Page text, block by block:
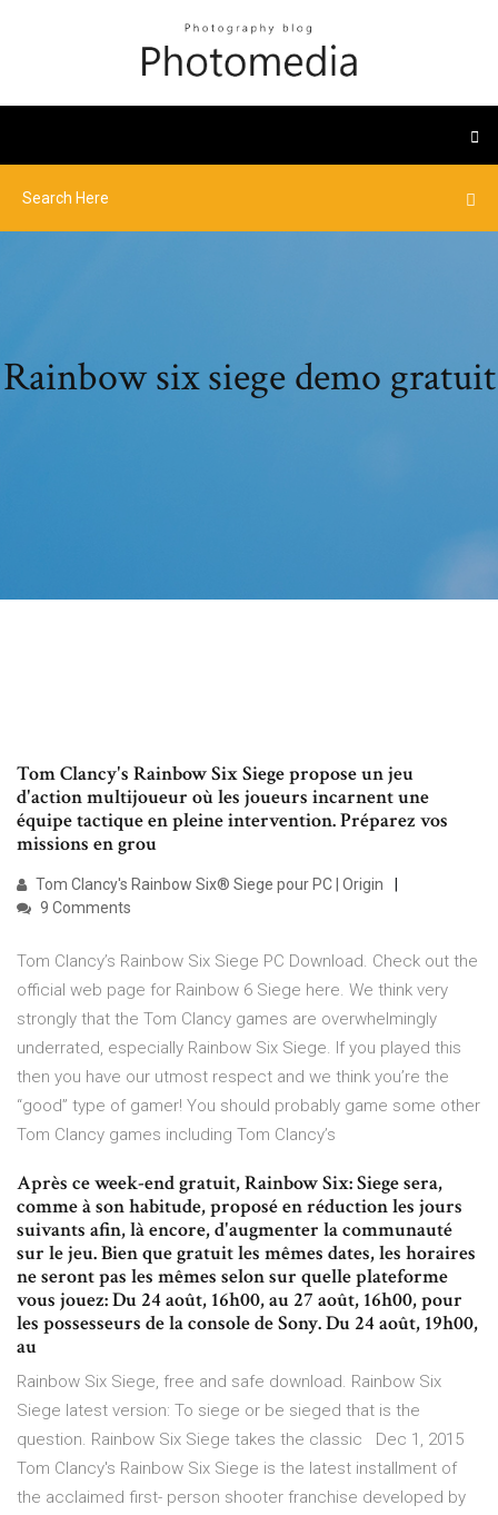
Rainbow six siege demo gratuit
Tom Clancy's Rainbow Six Siege propose un jeu
d'action multijoueur où les joueurs incarnent une
équipe tactique en pleine intervention. Préparez vos
missions en grou
Tom Clancy's Rainbow Six® Siege pour PC | Origin
9 Comments
Tom Clancy’s Rainbow Six Siege PC Download. Check out the
official web page for Rainbow 6 Siege here. We think very
strongly that the Tom Clancy games are overwhelmingly
underrated, especially Rainbow Six Siege. If you played this
then you have our utmost respect and we think you’re the
“good” type of gamer! You should probably game some other
Tom Clancy games including Tom Clancy’s
Après ce week-end gratuit, Rainbow Six: Siege sera,
comme à son habitude, proposé en réduction les jours
suivants afin, là encore, d'augmenter la communauté
sur le jeu. Bien que gratuit les mêmes dates, les horaires
ne seront pas les mêmes selon sur quelle plateforme
vous jouez: Du 24 août, 16h00, au 27 août, 16h00, pour
les possesseurs de la console de Sony. Du 24 août, 19h00,
au
Rainbow Six Siege, free and safe download. Rainbow Six
Siege latest version: To siege or be sieged that is the
question. Rainbow Six Siege takes the classic Dec 1, 2015
Tom Clancy's Rainbow Six Siege is the latest installment of
the acclaimed first- person shooter franchise developed by